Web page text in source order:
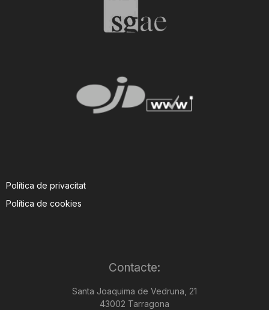
Política de privacitat
Política de cookies
Contacte:
Santa Joaquima de Vedruna, 21
43002 Tarragona